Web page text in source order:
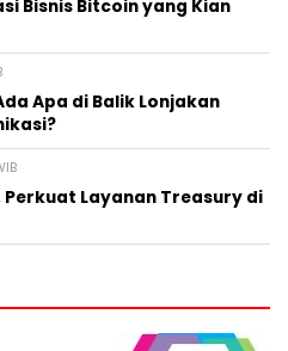
Bisnis Bitcoin yang Kian
Apa di Balik Lonjakan
Perkuat Layanan Treasury di